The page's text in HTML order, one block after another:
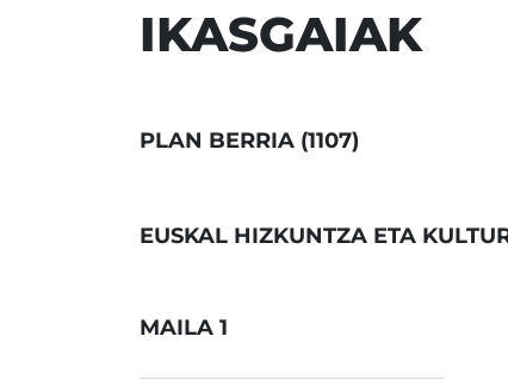
IKASGAIAK
PLAN BERRIA (1107)
EUSKAL HIZKUNTZA ETA
MAILA 1